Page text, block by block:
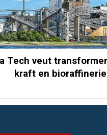
Tech veut
kraft en